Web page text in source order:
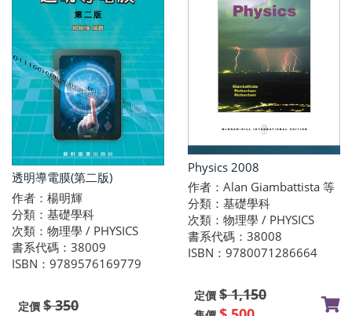
透明導電膜(第二版)
作者：楊明輝
分類：基礎學科
次類：物理學 / PHYSICS
書系代碼：38009
ISBN：9789576169779
定價 $ 350
Physics 2008
作者：Alan Giambattista 等
分類：基礎學科
次類：物理學 / PHYSICS
書系代碼：38008
ISBN：9780071286664
定價 $ 1,150